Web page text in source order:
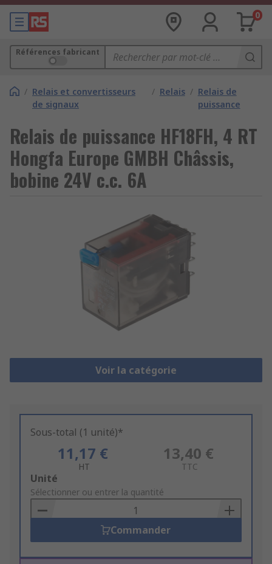
0
Références fabricant
/ Relais et convertisseurs
de signaux
/ Relais / Relais de
puissance
Relais de puissance HF18FH, 4 RT
Hongfa Europe GMBH Châssis,
bobine 24V c.c. 6A
Voir la catégorie
Sous-total (1 unité)*
11,17 €
HT
13,40 €
TTC
Add
to
Basket
Unité
Sélectionner ou entrer la quantité
Commander